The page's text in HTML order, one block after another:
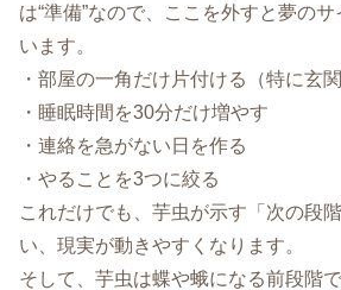
は“準備”なので、ここを外すと夢の
います。
・部屋の一角だけ片付ける（特に玄
・睡眠時間を30分だけ増やす
・連絡を急がない日を作る
・やることを3つに絞る
これだけでも、芋虫が示す「次の段
い、現実が動きやすくなります。
そして、芋虫は蝶や蛾になる前段階